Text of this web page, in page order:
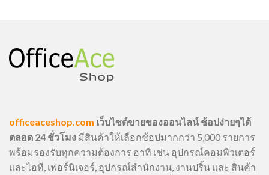
officeaceshop.com เว็บไซต์ขายของออนไลน์ ช้อปง่ายๆได้
ตลอด 24 ชั่วโมง มีสินค้าให้เลือกช้อปมากกว่า 5,000 รายการ
พร้อมรองรับทุกความต้องการ อาทิ เช่น อุปกรณ์คอมพิวเตอร์
และไอที, เฟอร์นิเจอร์, อุปกรณ์สำนักงาน, งานปริ้น และ สินค้า